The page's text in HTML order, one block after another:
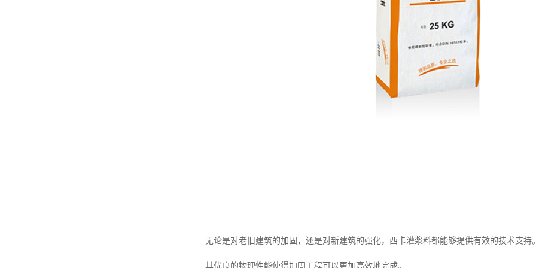
无论是对老旧建筑的加固，还是对新建筑的强化，西卡灌浆料都能够提供有效的技术支持
其优良的物理性能使得加固工程可以更加高效地完成。